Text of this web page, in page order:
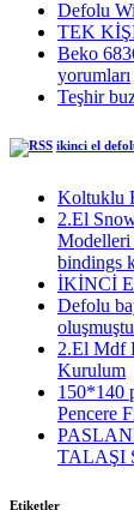
Defolu
TEK
Beko
yorumları
Teşhir
ikinci el
Koltuklu
2.El
Modelleri
bindings
İKİNCİ
Defolu
2.El Mdf
Kurulum
150*140
Pencere
TALAŞI
Etiketler